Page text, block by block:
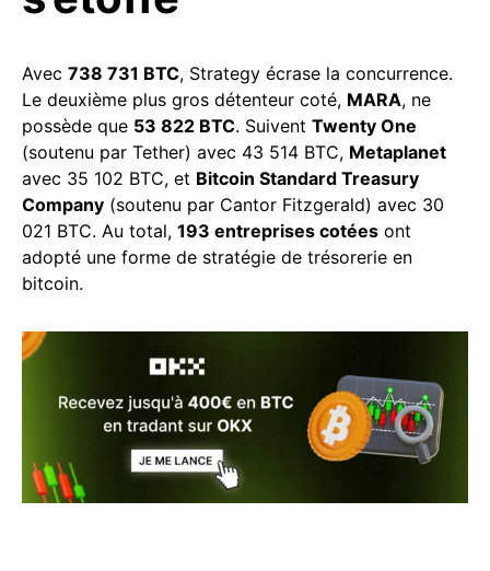
Avec 738 731 BTC, Strategy écrase la concurrence.
Le deuxième plus gros détenteur coté, MARA, ne
possède que 53 822 BTC. Suivent Twenty One
(soutenu par Tether) avec 43 514 BTC, Metaplanet
avec 35 102 BTC, et Bitcoin Standard Treasury
Company (soutenu par Cantor Fitzgerald) avec 30
021 BTC. Au total, 193 entreprises cotées ont
adopté une forme de stratégie de trésorerie en
bitcoin.